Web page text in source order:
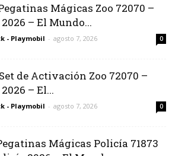
Mágicas Zoo 72070 –
– El Mundo...
- Playmobil - agosto 7, 2026 0
de Activación Zoo 72070 –
– El...
- Playmobil - agosto 7, 2026 0
Mágicas Policía 71873